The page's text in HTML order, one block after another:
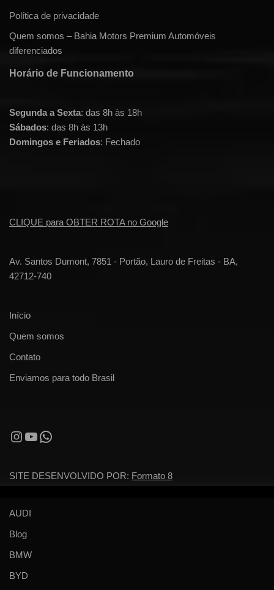
Política de privacidade
Quem somos – Bahia Motors Premium Automóveis
diferenciados
Horário de Funcionamento
Segunda a Sexta: das 8h às 18h
Sábados: das 8h às 13h
Domingos e Feriados: Fechado
CLIQUE para OBTER ROTA no Google
Av. Santos Dumont, 7851 - Portão, Lauro de Freitas - BA,
42712-740
Início
Quem somos
Contato
Enviamos para todo Brasil
SITE DESENVOLVIDO POR: Formato 8
AUDI
Blog
BMW
BYD